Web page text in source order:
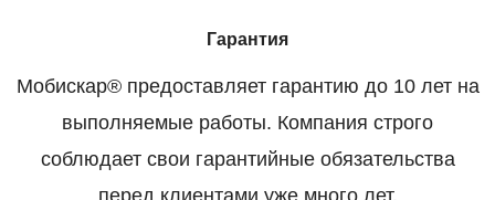
Гарантия
Мобискар® предоставляет гарантию до 10 лет на
выполняемые работы. Компания строго
соблюдает свои гарантийные обязательства
перед клиентами уже много лет.